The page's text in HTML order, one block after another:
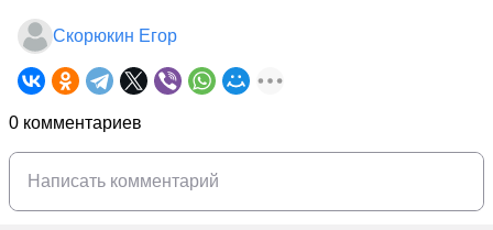
Скорюкин Егор
0 комментариев